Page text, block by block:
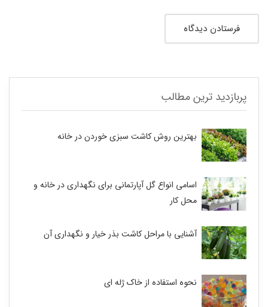
پربازدید ترین مطالب
بهترین روش کاشت سبزی خوردن در خانه
اسامی انواع گل آپارتمانی برای نگهداری در خانه و
محل کار
آشنایی با مراحل کاشت بذر خیار و نگهداری آن
نحوه استفاده از خاک ژله ای